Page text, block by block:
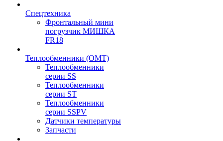
Спецтехника
Фронтальный мини
погрузчик МИШКА
FR18
Теплообменники (OMT)
Теплообменники
серии SS
Теплообменники
серии ST
Теплообменники
серии SSPV
Датчики температуры
Запчасти